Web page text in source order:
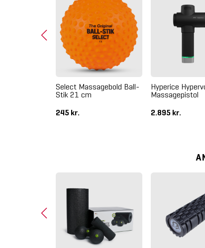
Select Massagebold Ball-
Stik 21 cm
245 kr.
Hyperice
Massagepistol
2.895 kr.